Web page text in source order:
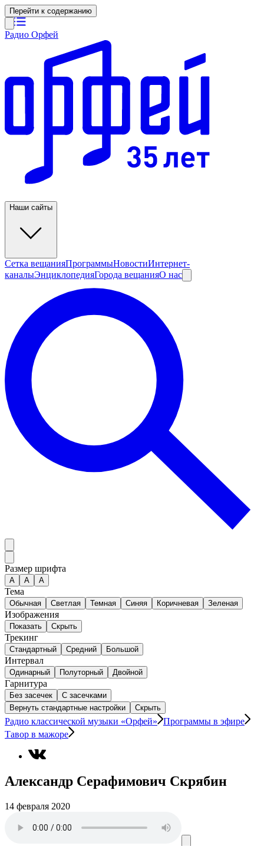
Перейти к содержанию
Радио Орфей
Наши сайты
Сетка вещанияПрограммыНовостиИнтернет-
каналыЭнциклопедияГорода вещанияО нас
Размер шрифта
А A A
Тема
Обычная Светлая Темная Синяя Коричневая Зеленая
Изображения
Показать Скрыть
Трекинг
Стандартный Средний Большой
Интервал
Одинарный Полуторный Двойной
Гарнитура
Без засечек
С засечками
Вернуть стандартные настройки
Скрыть
Радио классической музыки «Орфей»
Программы в эфире
Тавор в мажоре
Александр Серафимович Скрябин
14 февраля 2020